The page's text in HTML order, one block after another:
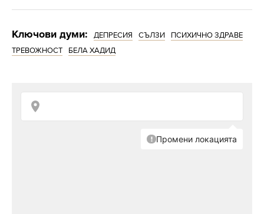
Ключови думи: ДЕПРЕСИЯ СЪЛЗИ
ПСИХИЧНО ЗДРАВЕ
ТРЕВОЖНОСТ
БЕЛА ХАДИД